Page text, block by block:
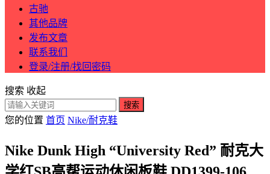
古驰
其他品牌
发布文章
联系我们
登录/注册/找回密码
搜索 收起
搜索
您的位置 首页 Nike/耐克鞋
Nike Dunk High “University Red” 耐克大